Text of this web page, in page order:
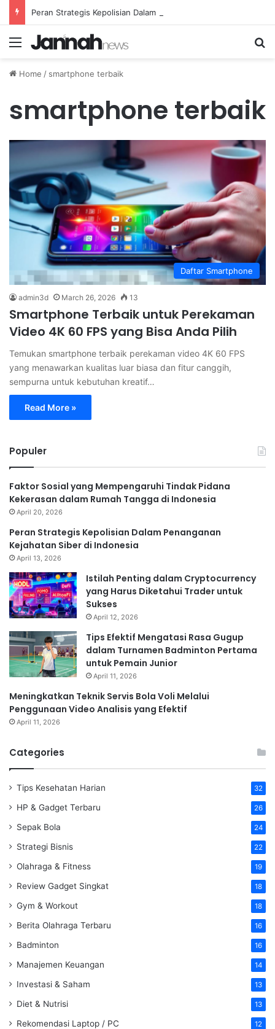
Menu
Home / smartphone terbaik
smartphone terbaik
Daftar Smartphone
admin3d March 26, 2026 13
Smartphone Terbaik untuk Perekaman
Video 4K 60 FPS yang Bisa Anda Pilih
Temukan smartphone terbaik perekaman video 4K 60 FPS
yang menawarkan kualitas luar biasa dan fitur canggih,
sempurna untuk kebutuhan kreatif…
Read More »
Populer
Faktor Sosial yang Mempengaruhi Tindak Pidana
Kekerasan dalam Rumah Tangga di Indonesia
April 20, 2026
Peran Strategis Kepolisian Dalam Penanganan
Kejahatan Siber di Indonesia
April 13, 2026
Istilah Penting dalam Cryptocurrency
yang Harus Diketahui Trader untuk
Sukses
April 12, 2026
Tips Efektif Mengatasi Rasa Gugup
dalam Turnamen Badminton Pertama
untuk Pemain Junior
April 11, 2026
Meningkatkan Teknik Servis Bola Voli Melalui
Penggunaan Video Analisis yang Efektif
April 11, 2026
Categories
Tips Kesehatan Harian 32
HP & Gadget Terbaru 26
Sepak Bola 24
Strategi Bisnis 22
Olahraga & Fitness 19
Review Gadget Singkat 18
Gym & Workout 18
Berita Olahraga Terbaru 16
Badminton 16
Manajemen Keuangan 14
Investasi & Saham 13
Diet & Nutrisi 13
Rekomendasi Laptop / PC 12